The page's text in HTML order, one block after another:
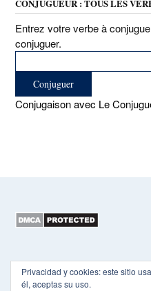
CONJUGUEUR : TOUS LES
Entrez votre verbe à
conjuguer.
Conjugaison avec Le
Privacidad y cookies: este sitio
él, aceptas su uso.
Copyright 2015-2026 EL